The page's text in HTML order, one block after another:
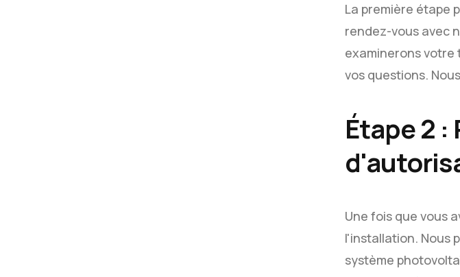
La première étape
rendez-vous avec
examinerons votre
vos questions.
Étape 2
Une fois que vous
l'installation. Nous
système